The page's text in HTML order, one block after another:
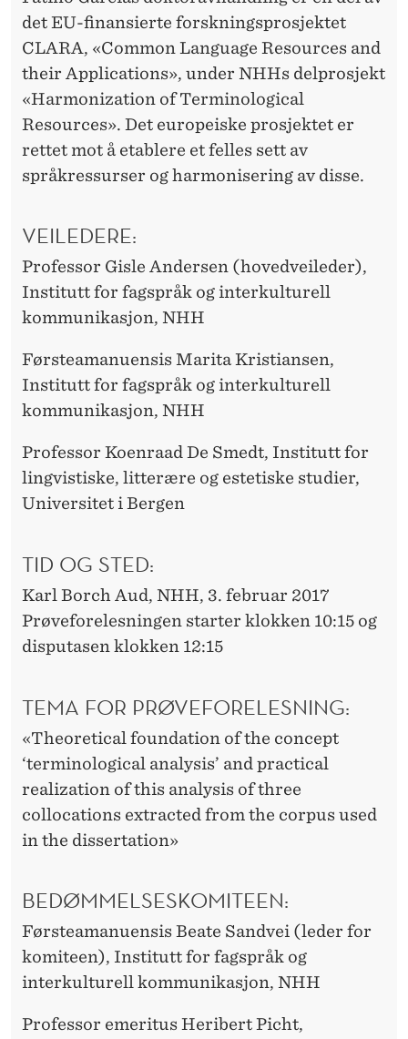
det EU-finansierte forskningsprosjektet
CLARA, «Common Language Resources and
their Applications», under NHHs delprosjekt
«Harmonization of Terminological
Resources». Det europeiske prosjektet er
rettet mot å etablere et felles sett av
språkressurser og harmonisering av disse.
VEILEDERE:
Professor Gisle Andersen (hovedveileder),
Institutt for fagspråk og interkulturell
kommunikasjon, NHH
Førsteamanuensis Marita Kristiansen,
Institutt for fagspråk og interkulturell
kommunikasjon, NHH
Professor Koenraad De Smedt, Institutt for
lingvistiske, litterære og estetiske studier,
Universitet i Bergen
TID OG STED:
Karl Borch Aud, NHH, 3. februar 2017
Prøveforelesningen starter klokken 10:15 og
disputasen klokken 12:15
TEMA FOR PRØVEFORELESNING:
«Theoretical foundation of the concept
‘terminological analysis’ and practical
realization of this analysis of three
collocations extracted from the corpus used
in the dissertation»
BEDØMMELSESKOMITEEN:
Førsteamanuensis Beate Sandvei (leder for
komiteen), Institutt for fagspråk og
interkulturell kommunikasjon, NHH
Professor emeritus Heribert Picht,